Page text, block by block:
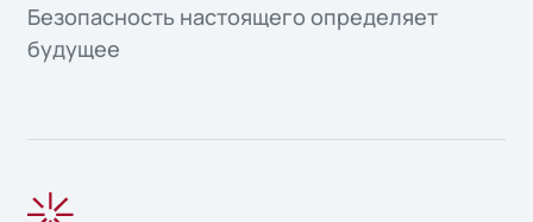
Безопасность настоящего определяет
будущее